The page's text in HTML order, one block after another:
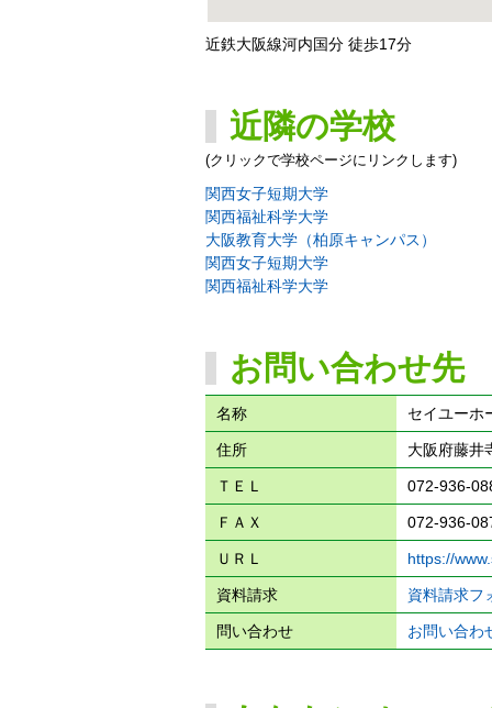
近鉄大阪線河内国分 徒歩17分
近隣の学校
(クリックで学校ページにリンクします)
関西女子短期大学
関西福祉科学大学
大阪教育大学（柏原キャンパス）
関西女子短期大学
関西福祉科学大学
お問い合わせ先
名称 セイユーホ
住所 大阪府藤井
ＴＥＬ 072-936-
ＦＡＸ 072-936-
ＵＲＬ https://
資料請求 資料請求フ
問い合わせ お問い合わ